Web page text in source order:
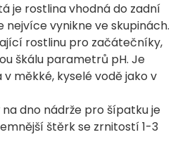
je rostlina vhodná do zadní
nejvíce vynikne ve skupinách.
rostlinu pro začátečníky,
škálu parametrů pH. Je
měkké, kyselé vodě jako v
dno nádrže pro šípatku je
štěrk se zrnitostí 1-3